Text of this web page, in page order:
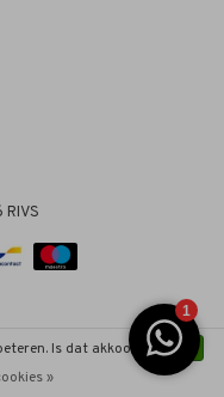
Is dat akkoord?
Ja
»